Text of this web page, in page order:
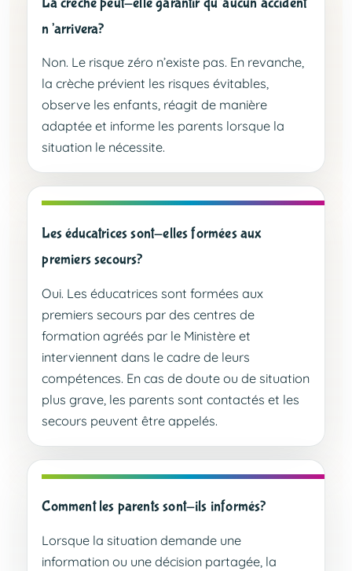
n’arrivera?
Non. Le risque zéro n’existe pas. En revanche,
la crèche prévient les risques évitables,
observe les enfants, réagit de manière
adaptée et informe les parents lorsque la
situation le nécessite.
Les éducatrices sont-elles formées aux
premiers secours?
Oui. Les éducatrices sont formées aux
premiers secours par des centres de
formation agréés par le Ministère et
interviennent dans le cadre de leurs
compétences. En cas de doute ou de situation
plus grave, les parents sont contactés et les
secours peuvent être appelés.
Comment les parents sont-ils informés?
Lorsque la situation demande une
information ou une décision partagée, la